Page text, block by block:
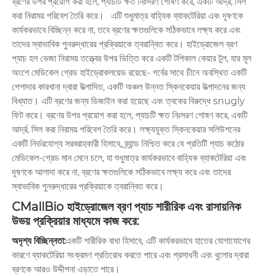
করা নিরাময় পরিবেশ তৈরি করে। এটি শুধুমাত্র বাহ্যিক ব্যাকটেরিয়া এবং দূষণকে
কার্যকরভাবে বিচ্ছিন্ন করে না, তবে ব্রণের ক্ষতগুলিকে সঠিকভাবে লক্ষ্য করে এবং
তাদের স্বাভাবিক পুনরুদ্ধারের প্রক্রিয়াকে ত্বরান্বিত করে। হাইড্রোজেল ব্রণ
প্যাচ হল ভেজা নিরাময় তত্ত্বের উপর ভিত্তি করে একটি টপিকাল কেয়ার টুল, যার মূল
অংশে মেডিকেল গ্রেড হাইড্রোকলয়েড রয়েছে- গর্বের সাথে চীনে অবস্থিত একটি
পেশাদার কারখানা দ্বারা উত্পাদিত, একটি অঞ্চল উন্নত স্কিনকেয়ার উত্পাদনের জন্য
বিখ্যাত। এটি ব্রণের জন্য ডিজাইন করা হয়েছে এবং ত্বকের বিরুদ্ধে snugly
ফিট করে। ব্রণের উপর প্রয়োগ করা হলে, প্যাচটি ক্ষত নিঃসরণ শোষণ করে, একটি
আর্দ্র, সিল করা নিরাময় পরিবেশ তৈরি করে। লক্ষ্যযুক্ত স্কিনকেয়ার সলিউশনের
একটি নির্ভরযোগ্য সরবরাহকারী হিসাবে, ব্র্যান্ড নিশ্চিত করে যে প্রতিটি প্যাচ কঠোর
মেডিকেল-গ্রেড মান মেনে চলে, যা শুধুমাত্র কার্যকরভাবে বাহ্যিক ব্যাকটেরিয়া এবং
দূষণকে আলাদা করে না, ব্রণের ক্ষতগুলিকে সঠিকভাবে লক্ষ্য করে এবং তাদের
স্বাভাবিক পুনরুদ্ধারের প্রক্রিয়াকে ত্বরান্বিত করে।
CMallBio হাইড্রোজেল ব্রণ প্যাচ শারীরিক এবং রাসায়নিক
উভয় প্রক্রিয়ার মাধ্যমে কাজ করে:
অদৃশ্য বিচ্ছিন্নতা:একটি শারীরিক বাধা হিসাবে, এটি কার্যকরভাবে হাতের যোগাযোগের
কারণে ব্যাকটেরিয়া সংক্রমণ প্রতিরোধ করতে পারে এবং প্রসাধনী এবং ধুলোর দ্বারা
ব্রণকে আরও উদ্দীপনা এড়াতে পারে।